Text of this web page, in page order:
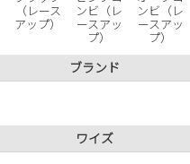
（レース
アップ）
ンビ（レ
ースアッ
プ）
ンビ（レ
ースアッ
プ）
ブランド
ワイズ